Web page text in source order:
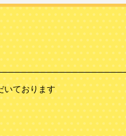
いております